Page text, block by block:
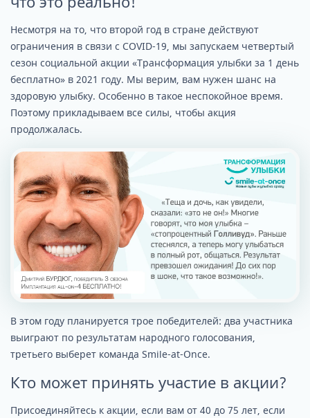
Несмотря на то, что второй год в стране действуют
ограничения в связи с COVID-19, мы запускаем четвертый
сезон социальной акции «Трансформация улыбки за 1 день
бесплатно» в 2021 году. Мы верим, вам нужен шанс на
здоровую улыбку. Особенно в такое неспокойное время.
Поэтому прикладываем все силы, чтобы акция
продолжалась.
В этом году планируется трое победителей: два участника
выиграют по результатам народного голосования,
третьего выберет команда Smile-at-Once.
Кто может принять участие в акции?
Присоединяйтесь к акции, если вам от 40 до 75 лет, если